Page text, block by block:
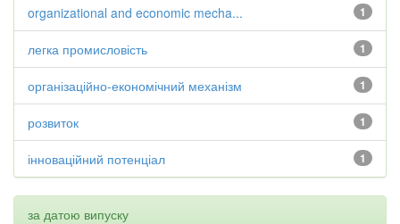
1
organizational and economic mecha...
1
легка промисловість
1
організаційно-економічний механізм
1
розвиток
1
інноваційний потенціал
за датою випуску